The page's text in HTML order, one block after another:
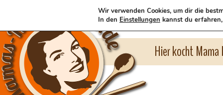
Hier kocht
Wir verwenden Cookies, um dir die
In den Einstellungen kannst du